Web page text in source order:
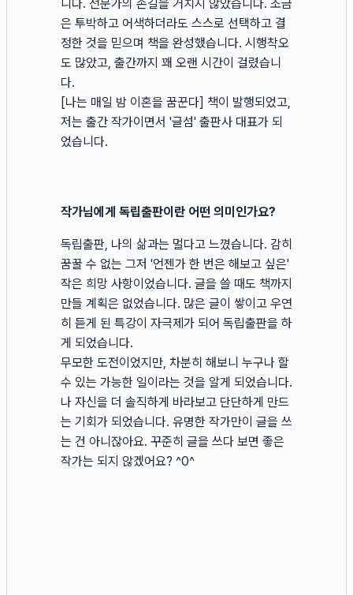
니다. 전문가의 손길을 거치지 않았습니다. 조금
은 투박하고 어색하더라도 스스로 선택하고 결
정한 것을 믿으며 책을 완성했습니다. 시행착오
도 많았고, 출간까지 꽤 오랜 시간이 걸렸습니
다.
[나는 매일 밤 이혼을 꿈꾼다] 책이 발행되었고,
저는 출간 작가이면서 '글섬' 출판사 대표가 되
었습니다.
작가님에게 독립출판이란 어떤 의미인가요?
독립출판, 나의 삶과는 멀다고 느꼈습니다. 감히
꿈꿀 수 없는 그저 '언젠가 한 번은 해보고 싶은'
작은 희망 사항이었습니다. 글을 쓸 때도 책까지
만들 계획은 없었습니다. 많은 글이 쌓이고 우연
히 듣게 된 특강이 자극제가 되어 독립출판을 하
게 되었습니다.
무모한 도전이었지만, 차분히 해보니 누구나 할
수 있는 가능한 일이라는 것을 알게 되었습니다.
나 자신을 더 솔직하게 바라보고 단단하게 만드
는 기회가 되었습니다. 유명한 작가만이 글을 쓰
는 건 아니잖아요. 꾸준히 글을 쓰다 보면 좋은
작가는 되지 않겠어요? ^0^